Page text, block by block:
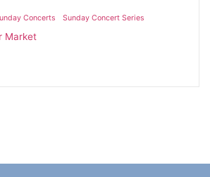
Concerts Sunday Concert Series
Market